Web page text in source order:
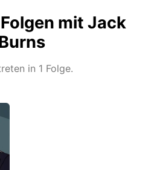
mit Jack
in 1 Folge.